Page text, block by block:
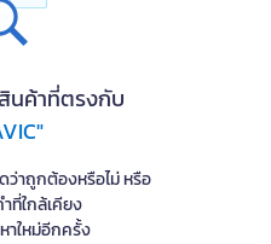
นค้าที่ตรงกับ
าถูกต้องหรือไม่ หรือ
ที่ใกล้เคียง
ใหม่อีกครั้ง